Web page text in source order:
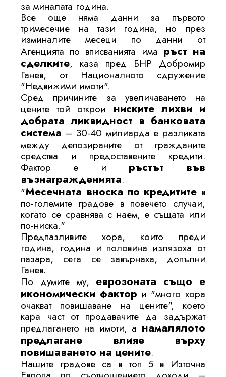
за миналата година.
Все още няма данни за първото
тримесечие на тази година, но през
изминалите месеци по данни от
Агенцията по вписванията има ръст на
сделките, каза пред БНР Добромир
Ганев, от Националното сдружение
"Недвижими имоти".
Сред причините за увеличаването на
цените той открои ниските лихви и
добрата ликвидност в банковата
система – 30-40 милиарда е разликата
между депозираните от гражданите
средства и предоставените кредити.
Фактор е и ръстът във
възнагражденията.
"Месечната вноска по кредитите в
по-големите градове в повечето случаи,
когато се сравнява с наем, е същата или
по-ниска."
Предпазливите хора, които преди
година, година и половина излязоха от
пазара, сега се завърнаха, допълни
Ганев.
По думите му, еврозоната също е
икономически фактор и "много хора
очакват повишаване на цените", което
кара част от продавачите да задържат
предлагането на имоти, а намалялото
предлагане влияе върху
повишаването на цените.
Нашите градове са в топ 5 в Източна